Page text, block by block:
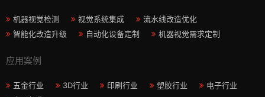
机器视觉检测 视觉系统集成
流水线改造优化
智能化改造升级
自动化设备定制 机器视觉需求定制
应用案例
五金行业 3D行业 印刷行业 塑胶行业
电子行业